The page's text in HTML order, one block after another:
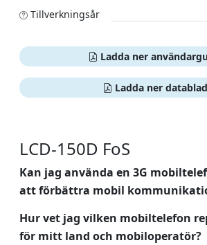
Tillverkningsår
Ladda ner
Ladda ner datablad
LCD-150D FoS
Kan jag använda en 3G
att förbättra mobil
Hur vet jag vilken mobiltelefon
för mitt land och mobiloperatör?